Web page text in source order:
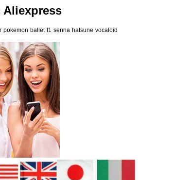
Aliexpress
pokemon ballet f1 senna hatsune vocaloid